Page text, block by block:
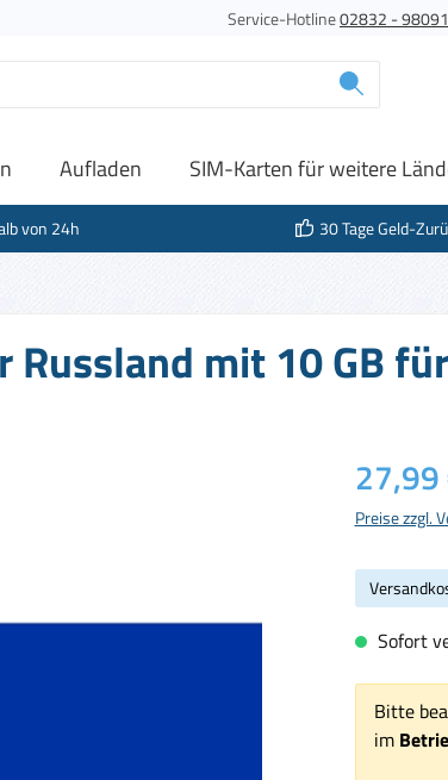
Service-Hotline02832 -
Aufladen SIM-Karten für weitere
von 24h 30 Tage Geld-
mit 10 GB
Regulärer
27,99
Preise zzgl.
Sofort
Bitte
im